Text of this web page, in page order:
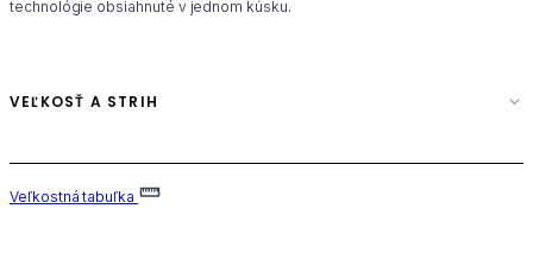
technológie obsiahnuté v jednom kúsku.
VEĽKOSŤ A STRIH
Veľkostná tabuľka